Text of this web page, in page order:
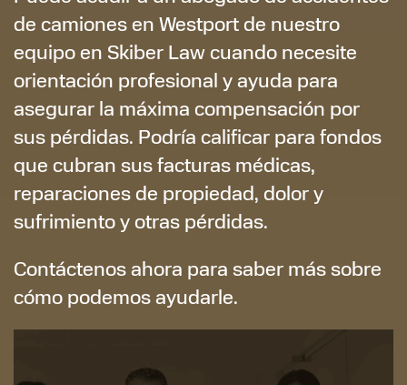
de camiones en Westport de nuestro
equipo en Skiber Law cuando necesite
orientación profesional y ayuda para
asegurar la máxima compensación por
sus pérdidas. Podría calificar para fondos
que cubran sus facturas médicas,
reparaciones de propiedad, dolor y
sufrimiento y otras pérdidas.
Contáctenos ahora para saber más sobre
cómo podemos ayudarle.